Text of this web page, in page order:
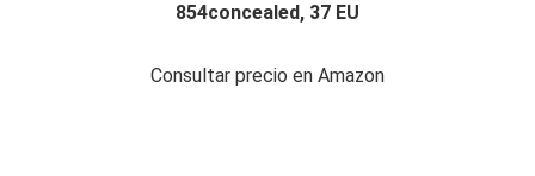
854concealed, 37 EU
Consultar precio en Amazon